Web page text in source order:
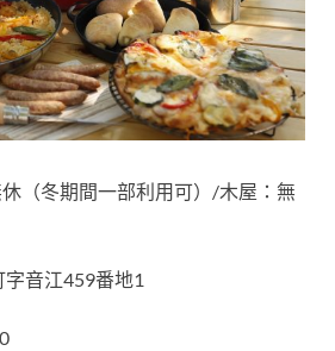
（冬期間一部利用可）/木屋：無
音江459番地1